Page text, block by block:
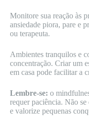
Monitore sua reação às
ansiedade piora, pare e
ou terapeuta.
Ambientes tranquilos e
concentração. Criar um
em casa pode facilitar a
Lembre-se: o
requer paciência. Não
e valorize pequenas